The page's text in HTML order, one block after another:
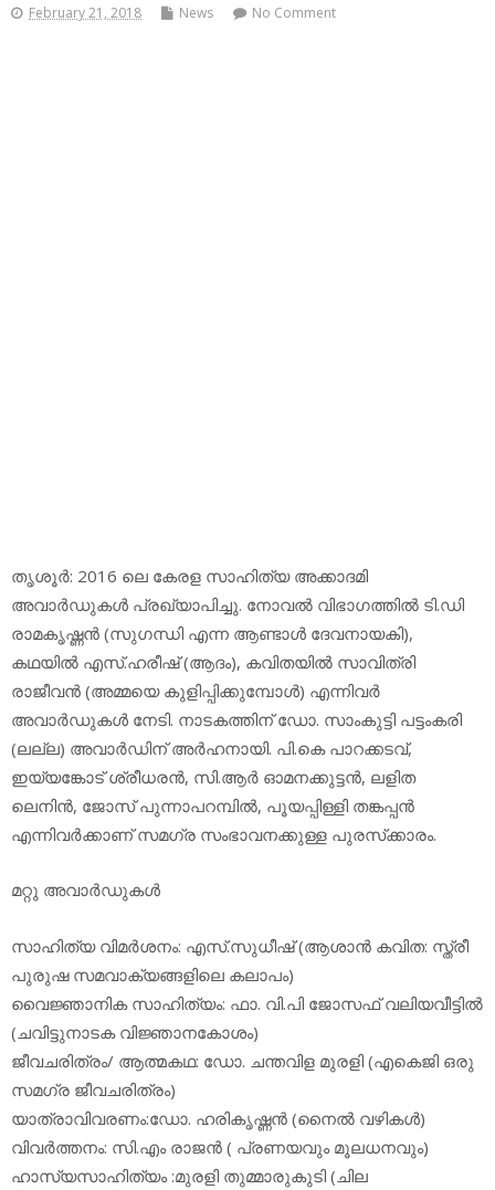
February 21, 2018 News No Comment
തൃശൂര്‍: 2016 ലെ കേരള സാഹിത്യ അക്കാദമി
അവാര്‍ഡുകള്‍ പ്രഖ്യാപിച്ചു. നോവല്‍ വിഭാഗത്തില്‍ ടി.ഡി
രാമകൃഷ്ണന്‍ (സുഗന്ധി എന്ന ആണ്ടാള്‍ ദേവനായകി),
കഥയില്‍ എസ്.ഹരീഷ് (ആദം), കവിതയില്‍ സാവിത്രി
രാജീവന്‍ (അമ്മയെ കുളിപ്പിക്കുമ്പോള്‍) എന്നിവര്‍
അവാര്‍ഡുകള്‍ നേടി. നാടകത്തിന് ഡോ. സാംകുട്ടി പട്ടംകരി
(ലല്ല) അവാര്‍ഡിന് അര്‍ഹനായി. പി.കെ പാറക്കടവ്,
ഇയ്യങ്കോട് ശ്രീധരന്‍, സി.ആര്‍ ഓമനക്കുട്ടന്‍, ലളിത
ലെനിന്‍, ജോസ് പുന്നാപറമ്പില്‍, പൂയപ്പിള്ളി തങ്കപ്പന്‍
എന്നിവര്‍ക്കാണ് സമഗ്ര സംഭാവനക്കുള്ള പുരസ്‌ക്കാരം.
മറ്റു അവാര്‍ഡുകള്‍
സാഹിത്യ വിമര്‍ശനം: എസ്.സുധീഷ് (ആശാന്‍ കവിത: സ്ത്രീ
പുരുഷ സമവാക്യങ്ങളിലെ കലാപം)
വൈജ്ഞാനിക സാഹിത്യം: ഫാ. വി.പി ജോസഫ് വലിയവീട്ടില്‍
(ചവിട്ടുനാടക വിജ്ഞാനകോശം)
ജീവചരിത്രം/ ആത്മകഥ: ഡോ. ചന്തവിള മുരളി (എകെജി ഒരു
സമഗ്ര ജീവചരിത്രം)
യാത്രാവിവരണം:ഡോ. ഹരികൃഷ്ണന്‍ (നൈല്‍ വഴികള്‍)
വിവര്‍ത്തനം: സി.എം രാജന്‍ ( പ്രണയവും മൂലധനവും)
ഹാസ്യസാഹിത്യം :മുരളി തുമ്മാരുകുടി (ചില